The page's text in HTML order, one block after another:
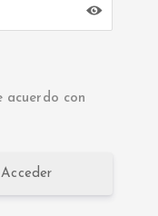
acuerdo con
Acceder